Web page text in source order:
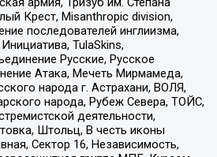
Крест, Misanthropic division,
последователей инглиизма,
TulaSkins,
Русские, Русское
Атака, Мечеть Мирмамеда,
народа г. Астрахани, ВОЛЯ,
народа, Рубеж Севера, ТОЙС,
деятельности,
Штольц, В честь иконы
Сектор 16, Независимость,